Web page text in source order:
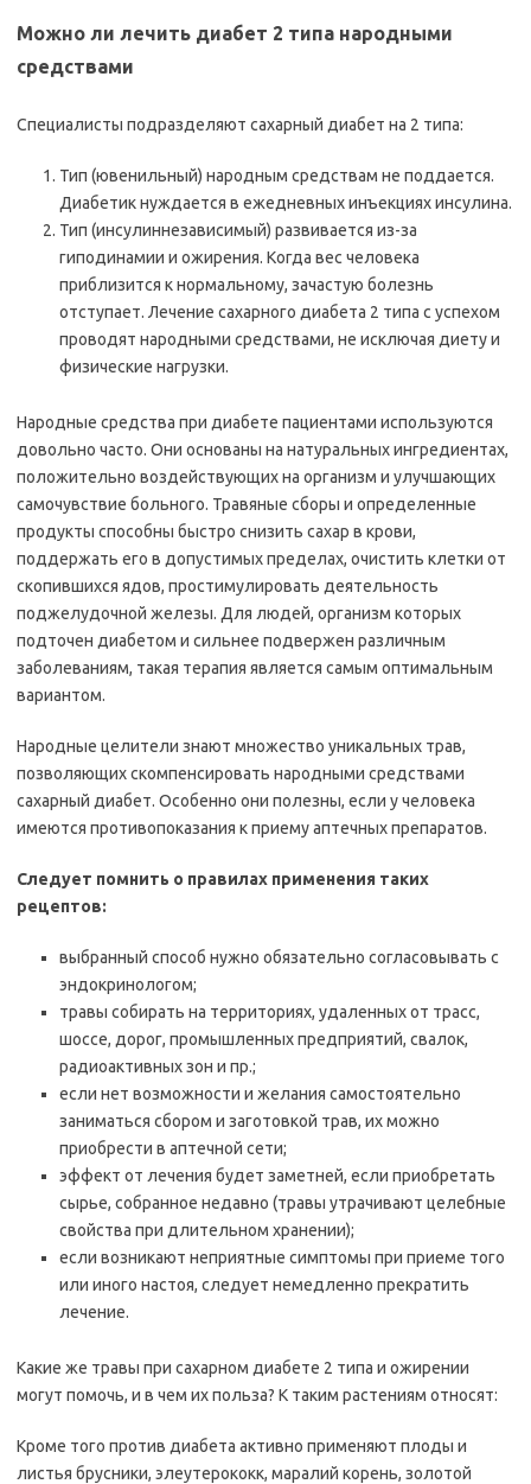
Можно ли лечить диабет 2 типа народными
средствами
Специалисты подразделяют сахарный диабет на 2 типа:
Тип (ювенильный) народным средствам не поддается.
Диабетик нуждается в ежедневных инъекциях инсулина.
Тип (инсулиннезависимый) развивается из-за
гиподинамии и ожирения. Когда вес человека
приблизится к нормальному, зачастую болезнь
отступает. Лечение сахарного диабета 2 типа с успехом
проводят народными средствами, не исключая диету и
физические нагрузки.
Народные средства при диабете пациентами используются
довольно часто. Они основаны на натуральных ингредиентах,
положительно воздействующих на организм и улучшающих
самочувствие больного. Травяные сборы и определенные
продукты способны быстро снизить сахар в крови,
поддержать его в допустимых пределах, очистить клетки от
скопившихся ядов, простимулировать деятельность
поджелудочной железы. Для людей, организм которых
подточен диабетом и сильнее подвержен различным
заболеваниям, такая терапия является самым оптимальным
вариантом.
Народные целители знают множество уникальных трав,
позволяющих скомпенсировать народными средствами
сахарный диабет. Особенно они полезны, если у человека
имеются противопоказания к приему аптечных препаратов.
Следует помнить о правилах применения таких
рецептов:
выбранный способ нужно обязательно согласовывать с
эндокринологом;
травы собирать на территориях, удаленных от трасс,
шоссе, дорог, промышленных предприятий, свалок,
радиоактивных зон и пр.;
если нет возможности и желания самостоятельно
заниматься сбором и заготовкой трав, их можно
приобрести в аптечной сети;
эффект от лечения будет заметней, если приобретать
сырье, собранное недавно (травы утрачивают целебные
свойства при длительном хранении);
если возникают неприятные симптомы при приеме того
или иного настоя, следует немедленно прекратить
лечение.
Какие же травы при сахарном диабете 2 типа и ожирении
могут помочь, и в чем их польза? К таким растениям относят:
Кроме того против диабета активно применяют плоды и
листья брусники, элеутерококк, маралий корень, золотой